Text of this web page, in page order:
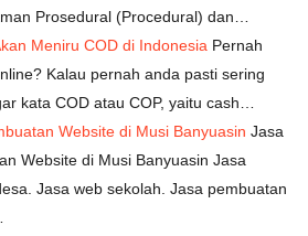
Prosedural (Procedural) dan…
Meniru COD di Indonesia Pernah
Kalau pernah anda pasti sering
kata COD atau COP, yaitu cash…
Website di Musi Banyuasin Jasa
Website di Musi Banyuasin Jasa
Jasa web sekolah. Jasa pembuatan